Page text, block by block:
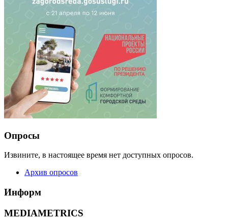
Опросы
Извините, в настоящее время нет доступных опросов.
Архив опросов
Информ
MEDIAMETRICS